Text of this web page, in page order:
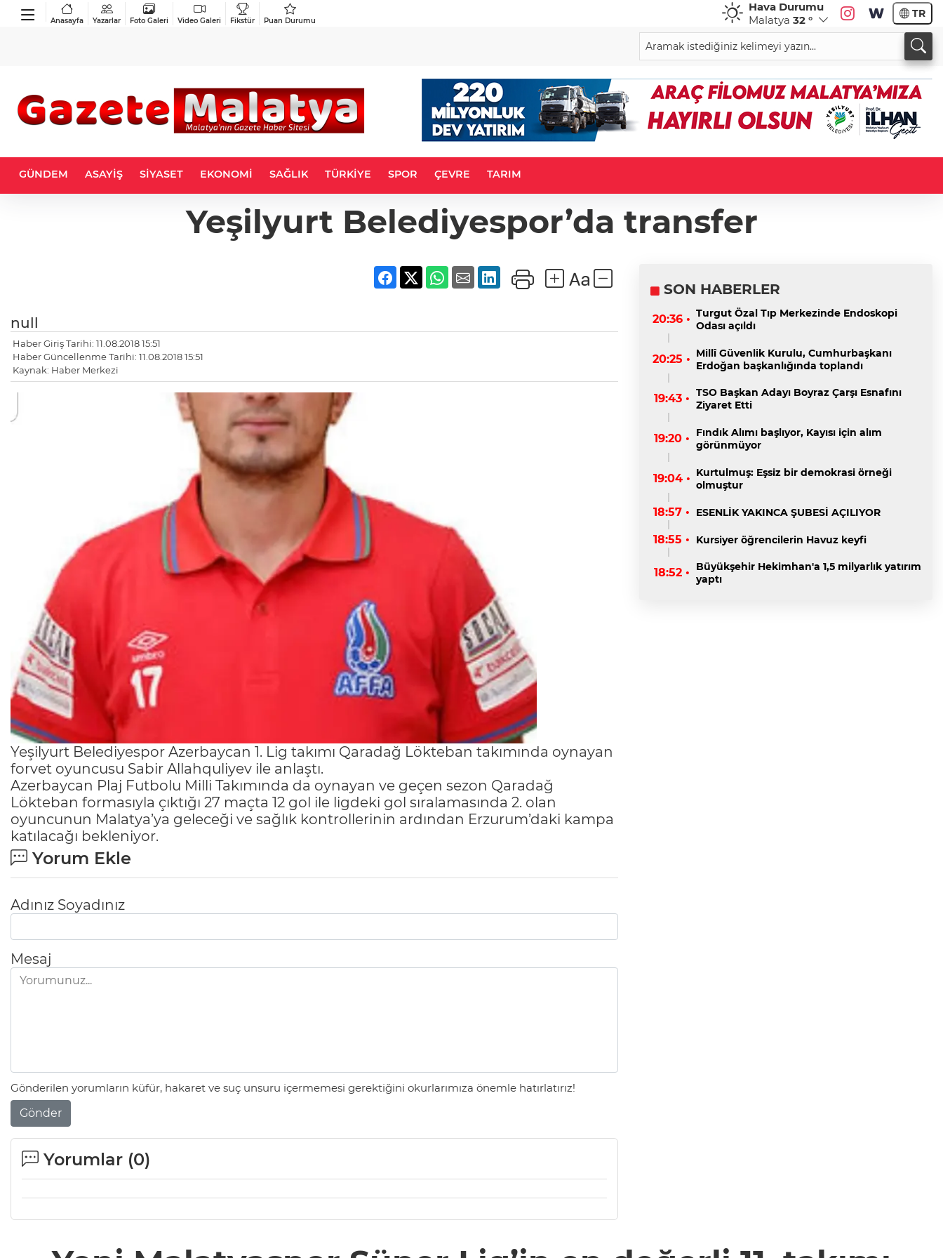
Anasayfa Yazarlar Foto Galeri Video Galeri Fikstür Puan Durumu
Hava Durumu
Malatya 32 ° TR
GÜNDEM ASAYİŞ SİYASET EKONOMİ SAĞLIK TÜRKİYE SPOR ÇEVRE TARIM
Yeşilyurt Belediyespor’da transfer
null
Haber Giriş Tarihi: 11.08.2018 15:51
Haber Güncellenme Tarihi: 11.08.2018 15:51
Kaynak: Haber Merkezi
Yeşilyurt Belediyespor Azerbaycan 1. Lig takımı Qaradağ Lökteban takımında oynayan
forvet oyuncusu Sabir Allahquliyev ile anlaştı.
Azerbaycan Plaj Futbolu Milli Takımında da oynayan ve geçen sezon Qaradağ
Lökteban formasıyla çıktığı 27 maçta 12 gol ile ligdeki gol sıralamasında 2. olan
oyuncunun Malatya’ya geleceği ve sağlık kontrollerinin ardından Erzurum’daki kampa
katılacağı bekleniyor.
Yorum Ekle
Adınız Soyadınız
Mesaj
Gönderilen yorumların küfür, hakaret ve suç unsuru içermemesi gerektiğini okurlarımıza önemle hatırlatırız!
Gönder
Yorumlar (0)
SON HABERLER
20:36 • Turgut Özal Tıp Merkezinde Endoskopi
Odası açıldı
20:25 • Millî Güvenlik Kurulu, Cumhurbaşkanı
Erdoğan başkanlığında toplandı
19:43 • TSO Başkan Adayı Boyraz Çarşı Esnafını
Ziyaret Etti
19:20 •
Fındık Alımı başlıyor, Kayısı için alım
görünmüyor
19:04 • Kurtulmuş: Eşsiz bir demokrasi örneği
olmuştur
18:57 • ESENLİK YAKINCA ŞUBESİ AÇILIYOR
18:55 • Kursiyer öğrencilerin Havuz keyfi
18:52 •
Büyükşehir Hekimhan'a 1,5 milyarlık yatırım
yaptı